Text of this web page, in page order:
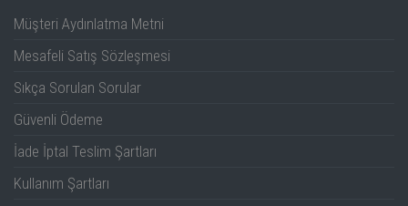
Müşteri Aydınlatma Metni
Mesafeli Satış Sözleşmesi
Sıkça Sorulan Sorular
Güvenli Ödeme
İade İptal Teslim Şartları
Kullanım Şartları